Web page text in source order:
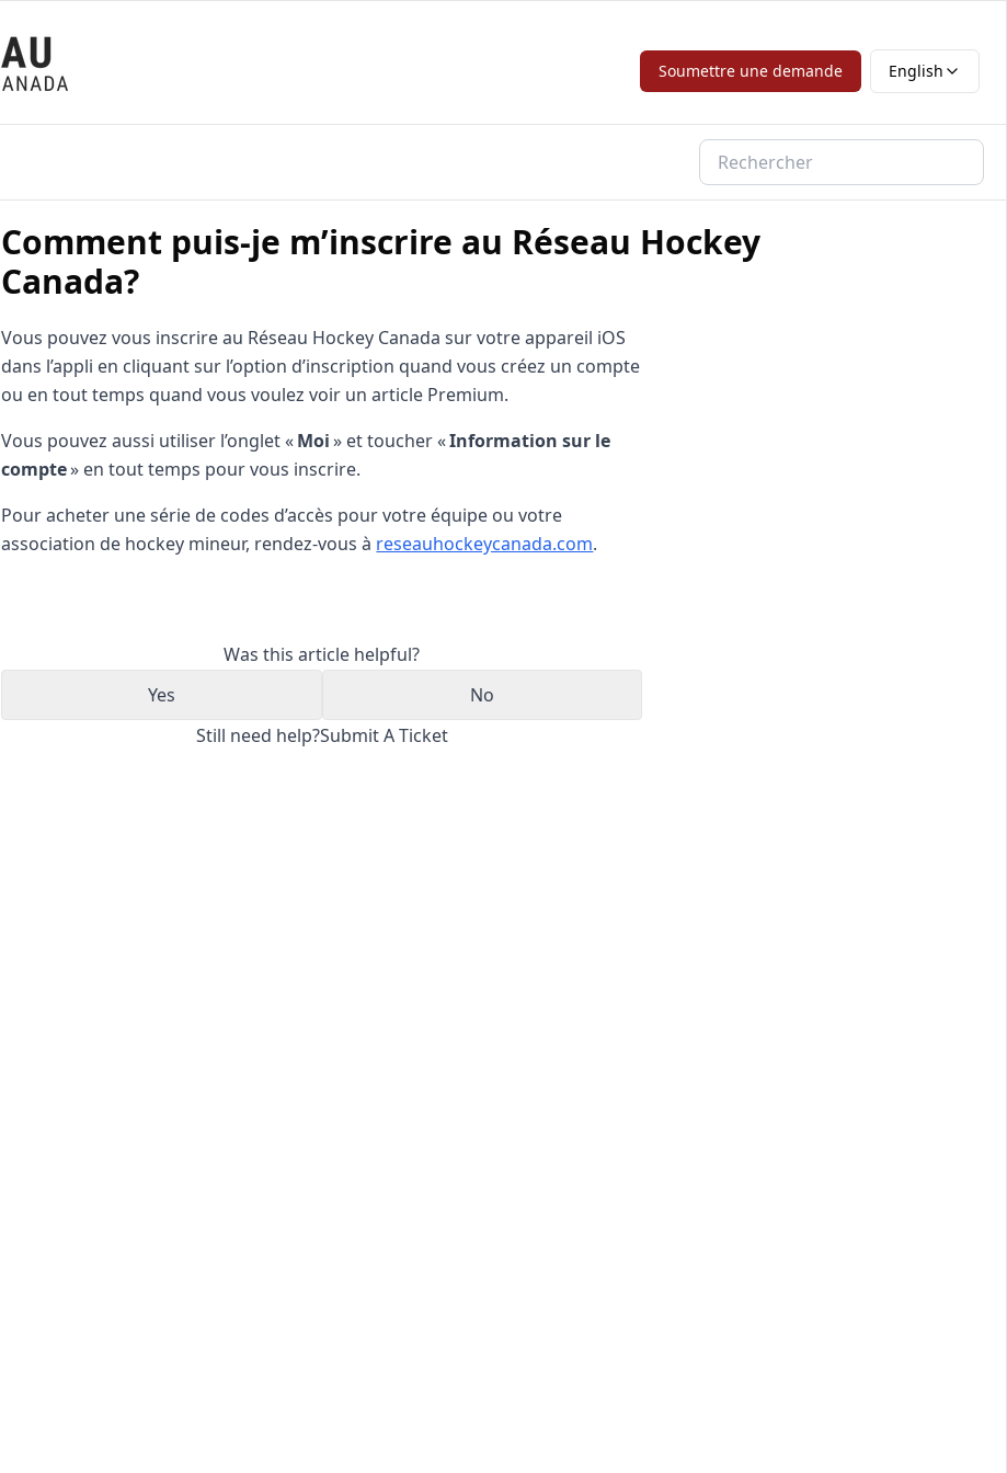
Soumettre une demande English
Comment puis-je m’inscrire au Réseau Hockey
Canada?
Vous pouvez vous inscrire au Réseau Hockey Canada sur votre appareil iOS
dans l’appli en cliquant sur l’option d’inscription quand vous créez un compte
ou en tout temps quand vous voulez voir un article Premium.
Vous pouvez aussi utiliser l’onglet «Moi» et toucher «Information sur le
compte» en tout temps pour vous inscrire.
Pour acheter une série de codes d’accès pour votre équipe ou votre
association de hockey mineur, rendez-vous à reseauhockeycanada.com.
Was this article helpful?
Yes
No
Still need help?Submit A Ticket